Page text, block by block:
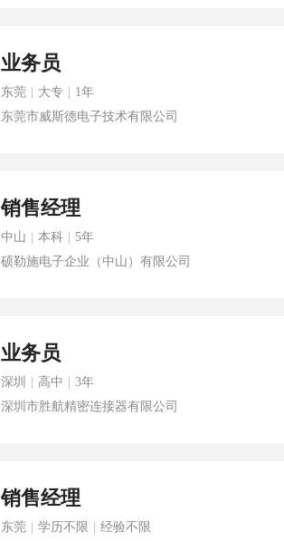
业务员
东莞 大专
1年
东莞市威斯德电子技术有限公司
销售经理
中山 本科
5年
硕勒施电子企业（中山）有限公司
业务员
深圳 高中
3年
深圳市胜航精密连接器有限公司
销售经理
东莞 学历不限
经验不限